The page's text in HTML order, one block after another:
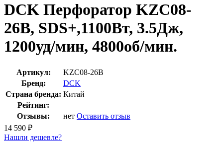
DCK Перфоратор KZC08-
26B, SDS+,1100Вт, 3.5Дж,
1200уд/мин, 4800об/мин.
Артикул:
KZC08-26B
Бренд:
DCK
Страна бренда: Китай
Рейтинг:
Отзывы:
нет Оставить отзыв
14 590 ₽
Нашли дешевле?